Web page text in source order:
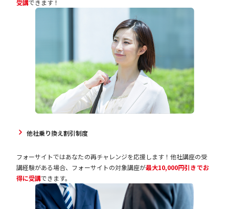
受講できます！
他社乗り換え割引制度
フォーサイトではあなたの再チャレンジを応援します！他社講座の受
講経験がある場合、フォーサイトの対象講座が最大10,000円引きでお
得に受講できます。